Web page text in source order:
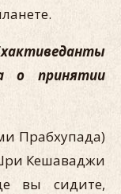
о принятии
Прабхупада)
Кешаваджи
вы сидите,